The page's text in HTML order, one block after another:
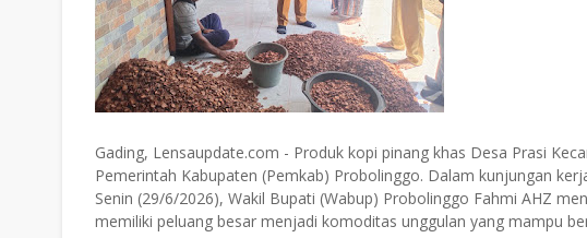
Gading, Lensaupdate.com - Produk kopi pinang khas Desa Prasi
Pemerintah Kabupaten (Pemkab) Probolinggo. Dalam kunjungan
Senin (29/6/2026), Wakil Bupati (Wabup) Probolinggo Fahmi AHZ
memiliki peluang besar menjadi komoditas unggulan yang mampu